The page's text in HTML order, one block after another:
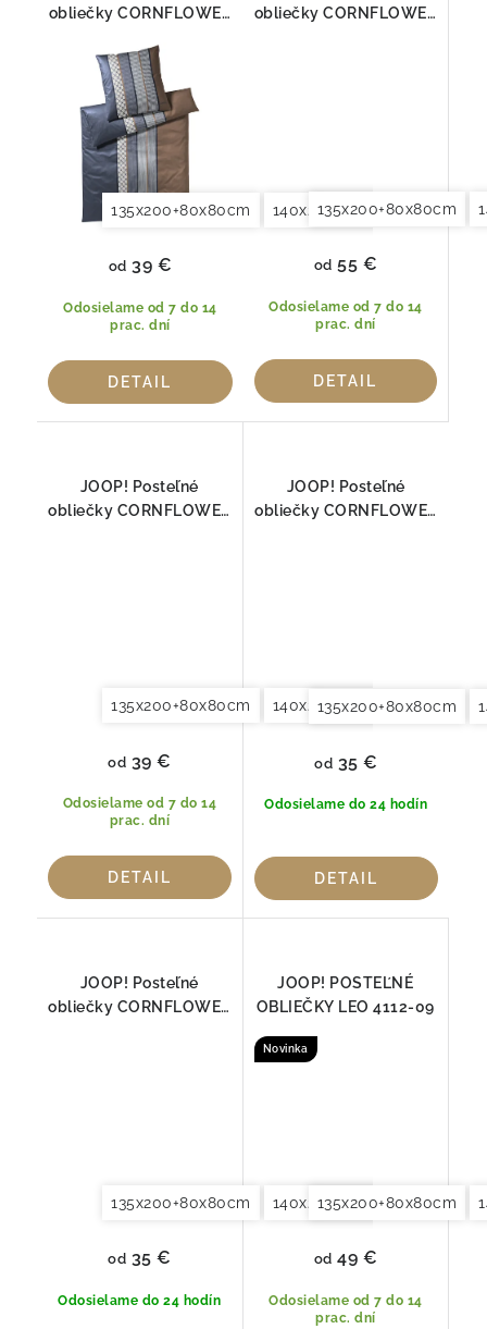
obliečky CORNFLOWER
4069-28
135x200+80x80cm 140x200+70x90cm
Odosielame od 7 do 14
prac. dní
od 39 €
DETAIL
obliečky CORNFLOWER
135x200+80x80cm
Odosielame od 7 do 14
prac. dní
od 55 €
DETAIL
JOOP! Posteľné
obliečky CORNFLOWER
135x200+80x80cm 140x200+70x90cm
Odosielame od 7 do 14
prac. dní
od 39 €
DETAIL
JOOP! Posteľné
obliečky CORNFLOWER
135x200+80x80cm
Odosielame do 24 hodín
od 35 €
DETAIL
JOOP! Posteľné
obliečky CORNFLOWER
135x200+80x80cm 140x200+70x90cm
Odosielame do 24 hodín
od 35 €
JOOP! POSTEĽNÉ
OBLIEČKY LEO 4112-09
Novinka
135x200+80x80cm
Odosielame od 7 do 14
prac. dní
od 49 €